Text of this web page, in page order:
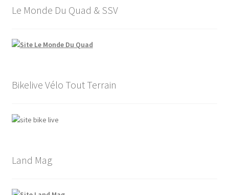
Le Monde Du Quad & SSV
Bikelive Vélo Tout Terrain
Land Mag